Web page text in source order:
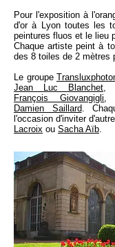
Pour l'exposition à
d'or à Lyon toutes les
peintures fluos et le lieu
Chaque artiste peint à
des 8 toiles de 2 mètres
Le groupe
Jean Luc Blanchet,
François Giovangigli,
Damien Saillard.
l'occasion d'inviter
Lacroix ou Sacha Aïb.